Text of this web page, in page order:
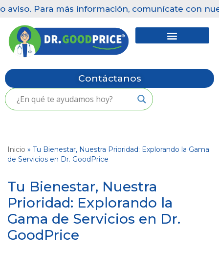
Saltar
al
contenido
Para más información, comunícate con
Contáctanos
Inicio » Tu Bienestar, Nuestra Prioridad: Explorando la Gama
de Servicios en Dr. GoodPrice
Tu Bienestar, Nuestra
Prioridad: Explorando la
Gama de Servicios en Dr.
GoodPrice